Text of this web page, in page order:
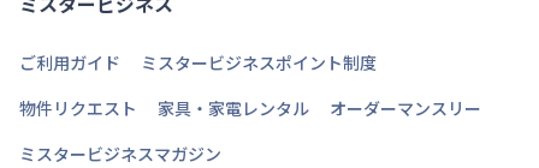
ご利用ガイド
ミスタービジネスポイント制度
物件リクエスト
家具・家電レンタル
オーダーマンスリー
ミスタービジネスマガジン